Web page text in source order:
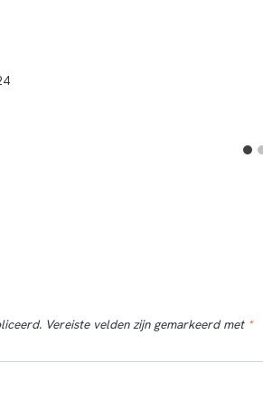
Vereiste velden zijn gemarkeerd met *